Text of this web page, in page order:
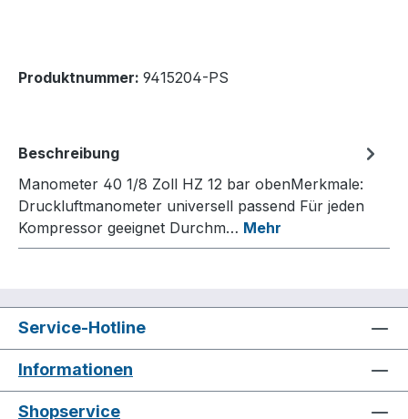
Produktnummer: 9415204-PS
Beschreibung
Manometer 40 1/8 Zoll HZ 12 bar obenMerkmale:
Druckluftmanometer universell passend Für jeden
Kompressor geeignet Durchm… Mehr
Service-Hotline
Informationen
Shopservice